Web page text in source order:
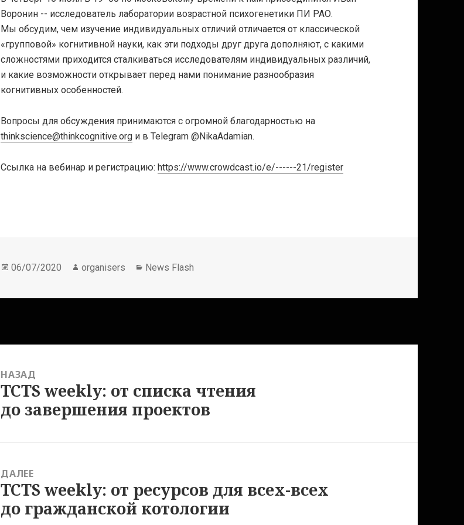
Воронин -- исследователь лаборатории возрастной психогенетики ПИ РАО.
Мы обсудим, чем изучение индивидуальных отличий отличается от классической
«групповой» когнитивной науки, как эти подходы друг друга дополняют, с какими
сложностями приходится сталкиваться исследователям индивидуальных различий,
и какие возможности открывает перед нами понимание разнообразия
когнитивных особенностей.
Вопросы для обсуждения принимаются с огромной благодарностью на
thinkscience@thinkcognitive.org и в Telegram @NikaAdamian.
Ссылка на вебинар и регистрацию:https://www.crowdcast.io/e/------21/register
Опубликовано
06/07/2020 Автор
organisers Рубрики
News Flash
НАЗАД
Предыдущая
TCTS weekly: от списка чтения
до завершения проектов
ДАЛЕЕ
Следующая
TCTS weekly: от ресурсов для всех-всех
до гражданской котологии